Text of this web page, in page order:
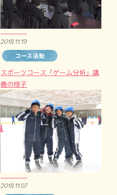
2018.11.19
コース活動
スポーツコース「ゲーム分析」講
義の様子
2018.11.07